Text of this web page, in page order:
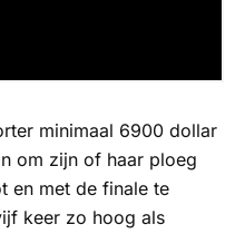
minimaal 6900 dollar
om zijn of haar ploeg
en met de finale te
keer zo hoog als